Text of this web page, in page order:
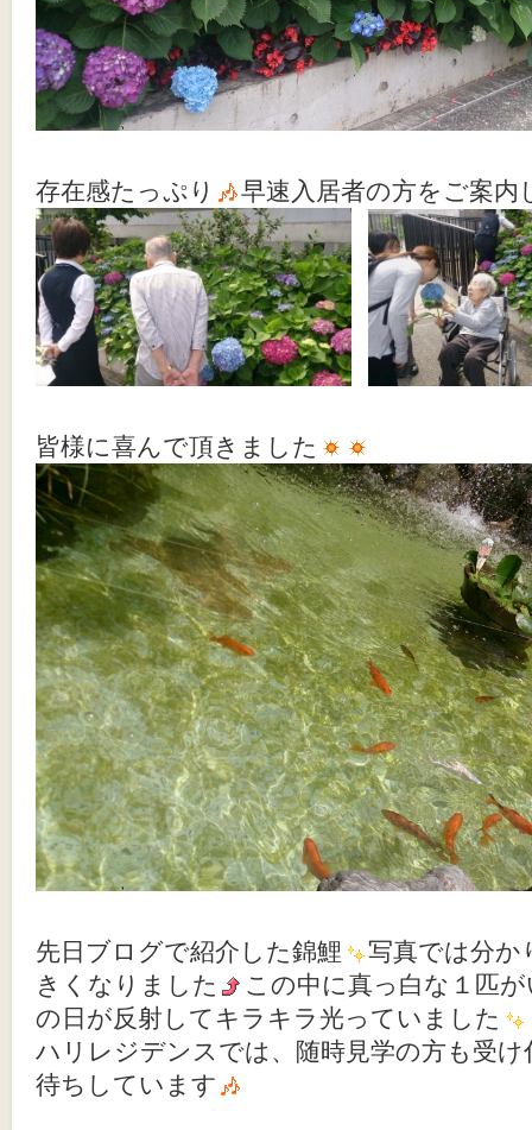
存在感たっぷり 早速入居者の方をご案内
皆様に喜んで頂きました
先日ブログで紹介した錦鯉
写真では分か
きくなりました
この中に真っ白な１匹
の日が反射してキラキラ光っていました
ハリレジデンスでは、随時見学の方も受
待ちしています